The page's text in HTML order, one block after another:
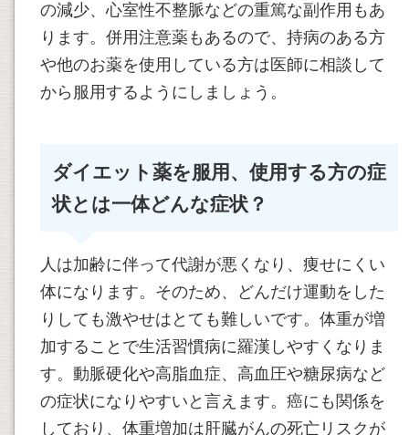
の減少、心室性不整脈などの重篤な副作用もあ
ります。併用注意薬もあるので、持病のある方
や他のお薬を使用している方は医師に相談して
から服用するようにしましょう。
ダイエット薬を服用、使用する方の症
状とは一体どんな症状？
人は加齢に伴って代謝が悪くなり、痩せにくい
体になります。そのため、どんだけ運動をした
りしても激やせはとても難しいです。体重が増
加することで生活習慣病に羅漢しやすくなりま
す。動脈硬化や高脂血症、高血圧や糖尿病など
の症状になりやすいと言えます。癌にも関係を
しており、体重増加は肝臓がんの死亡リスクが